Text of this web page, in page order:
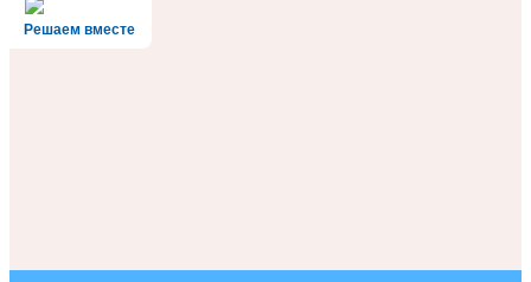
Решаем вместе